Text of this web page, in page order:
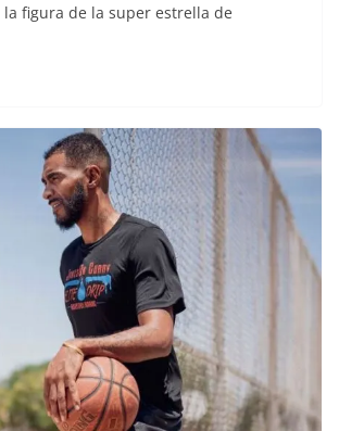
la figura de la super estrella de